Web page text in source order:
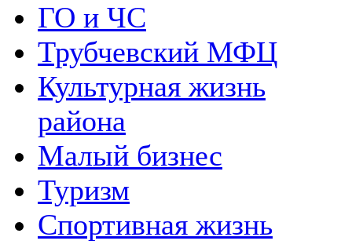
ГО и ЧС
Трубчевский МФЦ
Культурная жизнь
района
Малый бизнес
Туризм
Спортивная жизнь